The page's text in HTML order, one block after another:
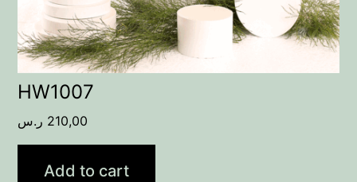
HW1007
210,00 ر.س
Add to cart